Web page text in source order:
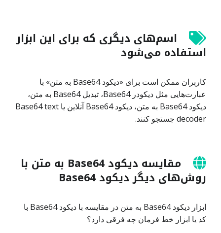
اسم‌های دیگری که برای این ابزار
استفاده می‌شود
کاربران ممکن است برای «دیکود Base64 به متن» با
عبارت‌هایی مثل دیکودر Base64، تبدیل Base64 به متن،
دیکود Base64 به متن، دیکود Base64 آنلاین یا Base64 text
decoder جستجو کنند.
مقایسه دیکود Base64 به متن با
روش‌های دیگر دیکود Base64
ابزار دیکود Base64 به متن در مقایسه با دیکود Base64 با
کد یا ابزار خط فرمان چه فرقی دارد؟